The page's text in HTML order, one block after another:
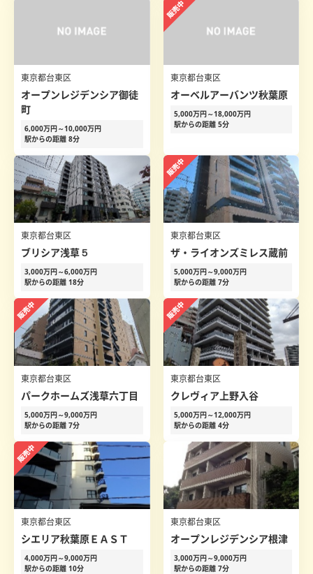
東京都台東区
オープンレジデンシア御徒
町
6,000万円～10,000万円
駅からの距離 8分
東京都台東区
オーベルアーバンツ秋葉原
5,000万円～18,000万円
駅からの距離 5分
東京都台東区
ブリシア浅草５
3,000万円～6,000万円
駅からの距離 18分
東京都台東区
ザ・ライオンズミレス蔵前
5,000万円～9,000万円
駅からの距離 7分
東京都台東区
パークホームズ浅草六丁目
5,000万円～9,000万円
駅からの距離 7分
東京都台東区
クレヴィア上野入谷
5,000万円～12,000万円
駅からの距離 4分
東京都台東区
シエリア秋葉原ＥＡＳＴ
4,000万円～9,000万円
駅からの距離 10分
東京都台東区
オープンレジデンシア根津
3,000万円～9,000万円
駅からの距離 7分